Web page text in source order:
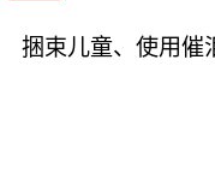
捆束儿童、使用催